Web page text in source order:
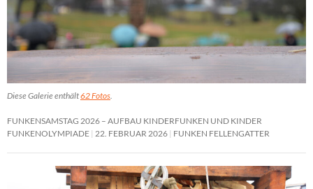
Diese Galerie enthält62 Fotos
FUNKENSAMSTAG 2026 – AUFBAU KINDERFUNKEN UND KINDER
FUNKENOLYMPIADE 22. FEBRUAR 2026 FUNKEN FELLENGATTER